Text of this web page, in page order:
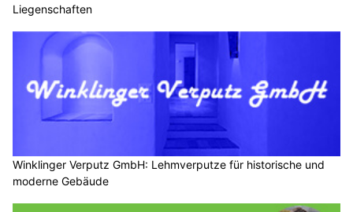
Liegenschaften
Winklinger Verputz GmbH: Lehmverputze für historische und
moderne Gebäude